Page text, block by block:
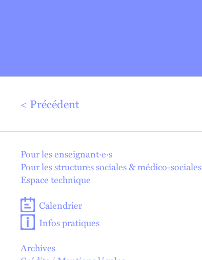
Précédent
En 1 click !
Pour les enseignant·e·s
Pour les structures sociales & médico-sociales
Espace technique
Calendrier
Infos pratiques
Archives